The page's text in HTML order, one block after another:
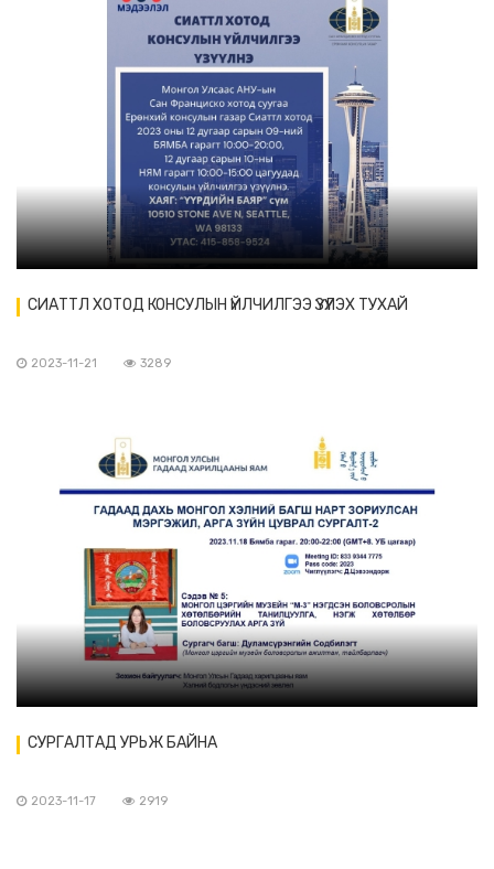
СИАТТЛ ХОТОД КОНСУЛЫН ҮЙЛЧИЛГЭЭ ҮЗҮҮЛЭХ ТУХАЙ
2023-11-21 3289
СУРГАЛТАД УРЬЖ БАЙНА
2023-11-17 2919